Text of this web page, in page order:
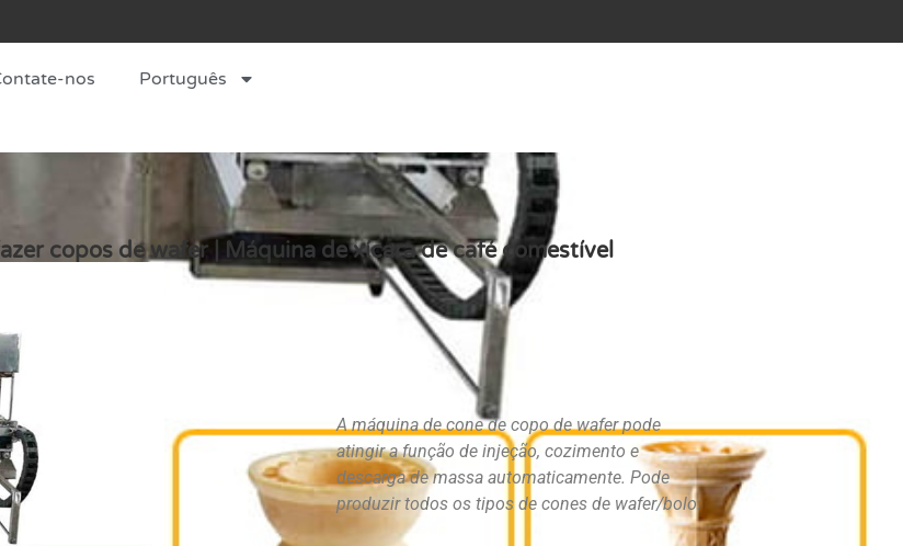
nos Português
copos de wafer | Máquina de xícara de café comestível
A máquina de cone de copo de wafer pode
atingir a função de injeção, cozimento e
descarga de massa automaticamente. Pode
produzir todos os tipos de cones de wafer/bolo.